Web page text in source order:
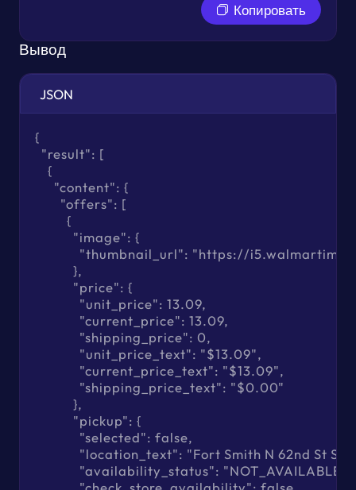
Копировать
Вывод
JSON
{
  "result": [
    {
      "content": {
        "offers": [
          {
            "image": {
"thumbnail_url": "https://
            },
            "price": {
              "unit_price": 13.09,
              "current_price": 13.09,
              "shipping_price": 0,
              "unit_price_text": "$13.09",
              "current_price_text": "$13.09",
              "shipping_price_text": "$0.00"
            },
            "pickup": {
              "selected": false,
"location_text": "Fort Smith N 62nd St
              "availability_status": "NOT_AVAILABLE",